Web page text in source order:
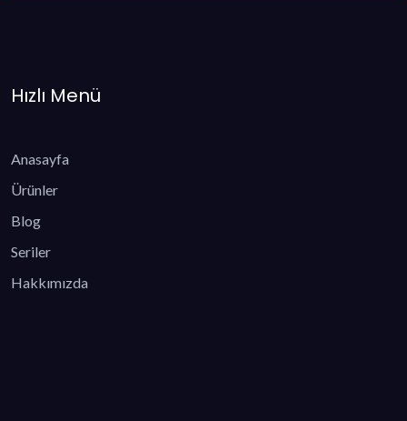
Hızlı Menü
Anasayfa
Ürünler
Blog
Seriler
Hakkımızda